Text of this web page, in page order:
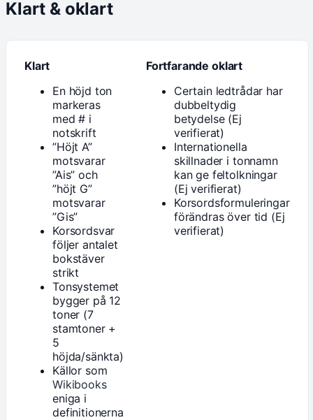
Klart & oklart
Klart
En höjd ton
markeras
med # i
notskrift
”Höjt A”
motsvarar
”Ais” och
”höjt G”
motsvarar
”Gis”
Korsordsvar
följer antalet
bokstäver
strikt
Tonsystemet
bygger på 12
toner (7
stamtoner +
5
höjda/sänkta)
Källor som
Wikibooks
eniga i
definitionerna
Fortfarande oklart
Certain ledtrådar har
dubbeltydig
betydelse (Ej
verifierat)
Internationella
skillnader i tonnamn
kan ge feltolkningar
(Ej verifierat)
Korsordsformuleringar
förändras över tid (Ej
verifierat)